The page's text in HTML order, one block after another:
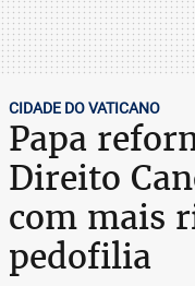
CIDADE DO VATICANO
Papa
Direito
com mais
pedofilia